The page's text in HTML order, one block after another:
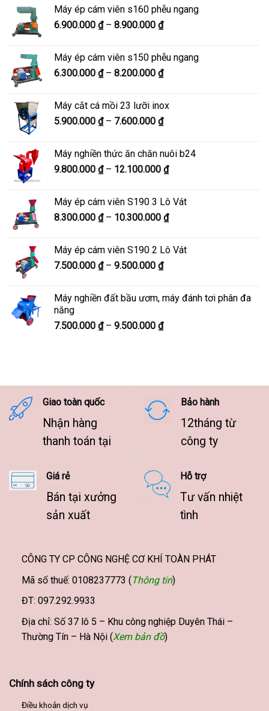
8.500.000 ₫
Máy ép cám viên s160 phễu ngang
6.900.000 ₫ – 8.900.000 ₫Khoảng
từ
6.900.000 ₫
đến
Máy ép cám viên s150 phễu ngang
6.300.000 ₫ – 8.200.000 ₫Khoảng
6.300.000 ₫
đến
Máy cắt cá mồi 23 lưỡi inox
5.900.000 ₫ – 7.600.000 ₫Khoảng
5.900.000 ₫
đến
Máy nghiền thức ăn chăn nuôi b24
9.800.000 ₫ – 12.100.000 ₫Khoảng
9.800.000 ₫
đến
Máy ép cám viên S190 3 Lô Vát
8.300.000 ₫ – 10.300.000 ₫Khoảng
8.300.000 ₫
Máy ép cám viên S190 2 Lô Vát
7.500.000 ₫ – 9.500.000 ₫Khoảng
7.500.000 ₫
9.500.000 ₫
Máy nghiền đất bầu ươm, máy đánh tơi phân đa
năng
7.500.000 ₫ – 9.500.000 ₫Khoảng
9.500.000 ₫
Giao toàn quốc
Nhận hàng
thanh toán tại
Bảo hành
12tháng từ
công ty
Giá rẻ
Bán tại xưởng
sản xuất
Hỗ trợ
Tư vấn nhiệt
tình
CÔNG TY CP CÔNG NGHỆ CƠ KHÍ TOÀN PHÁT
Mã số thuế: 0108237773 (Thông tin)
ĐT: 097.292.9933
Địa chỉ: Số 37 lô 5 – Khu công nghiệp Duyên Thái –
Thường Tín – Hà Nội (Xem bản đồ)
Chính sách công ty
Điều khoản dịch vụ